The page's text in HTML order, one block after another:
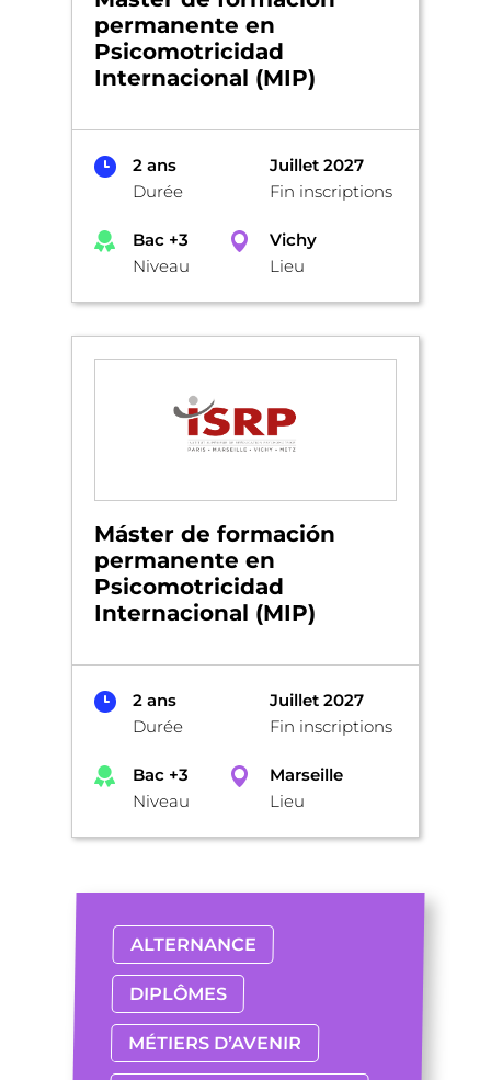
permanente en
Psicomotricidad
Internacional (MIP)
2 ans
Durée
Juillet 2027
Fin inscriptions
Bac +3
Niveau
Vichy
Lieu
Máster de formación
permanente en
Psicomotricidad
Internacional (MIP)
2 ans
Durée
Juillet 2027
Fin inscriptions
Bac +3
Niveau
Marseille
Lieu
ALTERNANCE
DIPLÔMES
MÉTIERS D’AVENIR